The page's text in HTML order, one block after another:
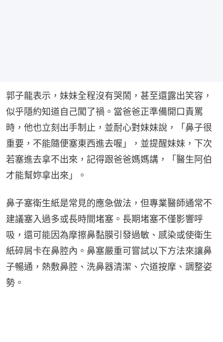
郭子龍表示，妹妹全程沒有哭鬧，甚至還露出笑容，
似乎隱約知道自己闖了禍。當爸爸正準備開口責罵
時，他也立刻出手制止，並耐心對妹妹說，「鼻子很
重要，不能隨便塞東西進去喔」，並提醒妹妹，下次
若塞進去拿不出來，記得跟爸爸媽媽講，「醫生阿伯
才能幫妳拿出來」。
鼻子塞衛生紙是常見的應急做法，但專業醫師通常不
建議塞入過多或長時間堵塞。長期堵塞不僅影響呼
吸，還可能因為摩擦鼻黏膜引發過敏、感染或使衛生
紙碎屑卡在鼻腔內。鼻塞嚴重可嘗試以下方法來讓鼻
子暢通，熱敷鼻腔、洗鼻器清潔、穴道按摩、調整姿
勢。